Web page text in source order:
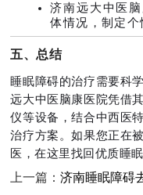
济南远大中医
体情况，制定个
五、总结
睡眠障碍的治疗需要科
远大中医脑康医院凭借
仪等设备，结合中西医
治疗方案。如果您正在
医，在这里找回优质睡
上一篇：济南睡眠障碍